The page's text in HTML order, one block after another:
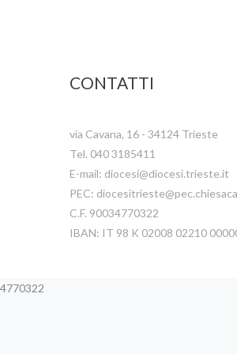
CONTATTI
via Cavana, 16 - 34124 Trieste
Tel. 040 3185411
E-mail: diocesi@diocesi.trieste.it
PEC:
C.F. 90034770322
IBAN: IT 98 K 02008 02210